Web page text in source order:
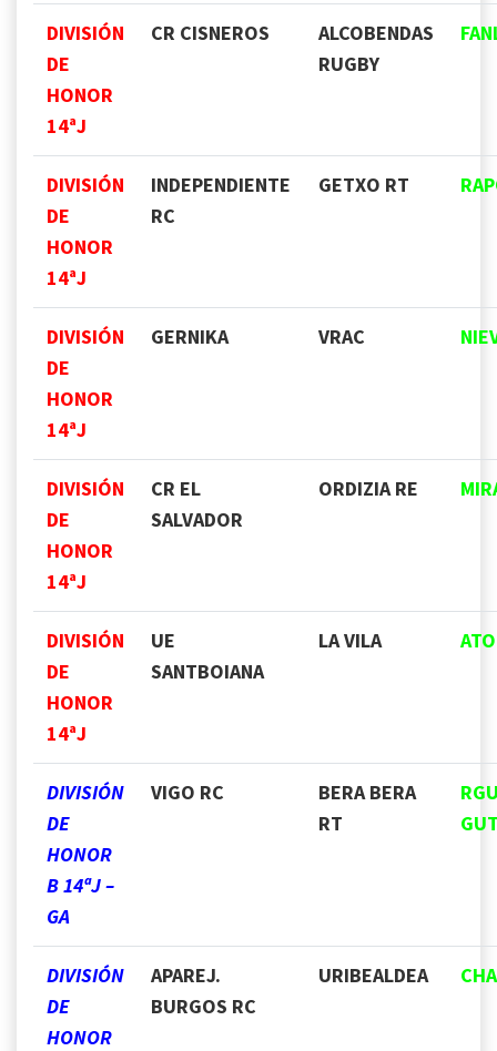
DIVISIÓN
DE
HONOR
14ªJ
CR CISNEROS
ALCOBENDAS
RUGBY
DIVISIÓN
DE
HONOR
14ªJ
INDEPENDIENTE
RC
GETXO RT
DIVISIÓN
DE
HONOR
14ªJ
GERNIKA VRAC
DIVISIÓN
DE
HONOR
14ªJ
CR EL
SALVADOR
ORDIZIA RE
DIVISIÓN
DE
HONOR
14ªJ
UE
SANTBOIANA
LA VILA
DIVISIÓN
DE
HONOR
B 14ªJ –
GA
VIGO RC
BERA BERA
RT
DIVISIÓN
DE
HONOR
APAREJ.
BURGOS RC
URIBEALDEA